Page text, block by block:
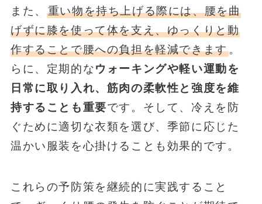
また、 重い物を持ち上げる際には、腰を曲
げずに膝を使って体を支え、ゆっくりと動
作することで腰への負担を軽減できます。
らに、定期的なウォーキングや軽い運動を
日常に取り入れ、筋肉の柔軟性と強度を維
持することも重要です。そして、冷えを防
ぐために適切な衣類を選び、季節に応じた
温かい服装を心掛けることも効果的です。
これらの予防策を継続的に実践すること